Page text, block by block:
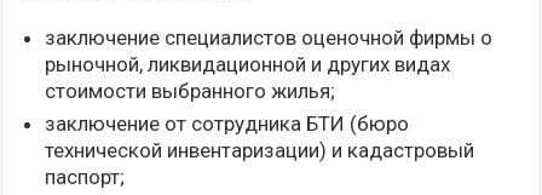
заключение специалистов оценочной фирмы о
рыночной, ликвидационной и других видах
стоимости выбранного жилья;
заключение от сотрудника БТИ (бюро
технической инвентаризации) и кадастровый
паспорт;